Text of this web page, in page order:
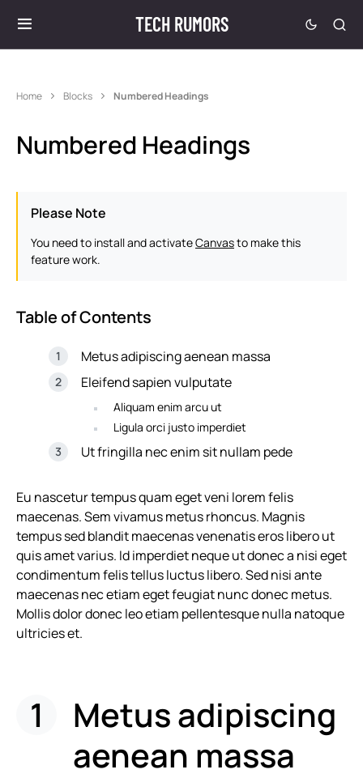
TECH RUMORS
Home Blocks Numbered Headings
Numbered Headings
Please Note
You need to install and activateCanvasto make this
feature work.
Table of Contents
Metus adipiscing aenean massa
Eleifend sapien vulputate
Aliquam enim arcu ut
Ligula orci justo imperdiet
Ut fringilla nec enim sit nullam pede
Eu nascetur tempus quam eget veni lorem felis
maecenas. Sem vivamus metus rhoncus. Magnis
tempus sed blandit maecenas venenatis eros libero ut
quis amet varius. Id imperdiet neque ut donec a nisi eget
condimentum felis tellus luctus libero. Sed nisi ante
maecenas nec etiam eget feugiat nunc donec metus.
Mollis dolor donec leo etiam pellentesque nulla natoque
ultricies et.
Metus adipiscing
aenean massa